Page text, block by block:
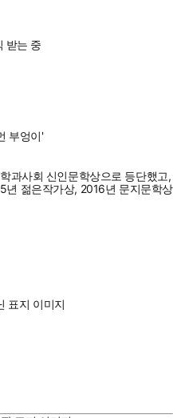
받는 중
부엉이'
과사회 신인문학상으로 등단했고,
년 젊은작가상, 2016년 문지문학상